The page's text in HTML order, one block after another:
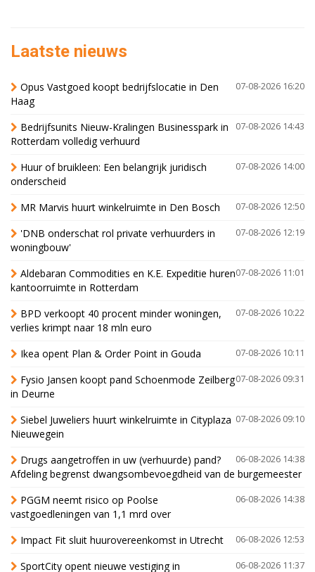
Laatste nieuws
07-08-2026 16:20
Opus Vastgoed koopt bedrijfslocatie in Den
Haag
07-08-2026 14:43
Bedrijfsunits Nieuw-Kralingen Businesspark in
Rotterdam volledig verhuurd
07-08-2026 14:00
Huur of bruikleen: Een belangrijk juridisch
onderscheid
07-08-2026 12:50
MR Marvis huurt winkelruimte in Den Bosch
07-08-2026 12:19
'DNB onderschat rol private verhuurders in
woningbouw'
07-08-2026 11:01
Aldebaran Commodities en K.E. Expeditie huren
kantoorruimte in Rotterdam
07-08-2026 10:22
BPD verkoopt 40 procent minder woningen,
verlies krimpt naar 18 mln euro
07-08-2026 10:11
Ikea opent Plan & Order Point in Gouda
07-08-2026 09:31
Fysio Jansen koopt pand Schoenmode Zeilberg
in Deurne
07-08-2026 09:10
Siebel Juweliers huurt winkelruimte in Cityplaza
Nieuwegein
06-08-2026 14:38
Drugs aangetroffen in uw (verhuurde) pand?
Afdeling begrenst dwangsombevoegdheid van de burgemeester
06-08-2026 14:38
PGGM neemt risico op Poolse
vastgoedleningen van 1,1 mrd over
06-08-2026 12:53
Impact Fit sluit huurovereenkomst in Utrecht
06-08-2026 11:37
SportCity opent nieuwe vestiging in